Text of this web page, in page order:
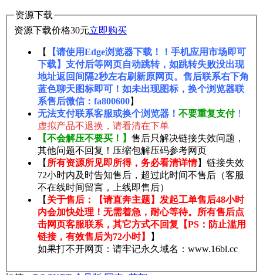
资源下载
资源下载价格30元立即购买
【
【请使用Edge浏览器下载！！手机应用市场即可
下载】支付后等网页自动跳转，如跳转失败没出现
地址返回间隔2秒左右刷新原网页。售后联系右下角
蓝色聊天图标即可！如未出现图标，换个浏览器联
系售后微信：fa800600】
无法支付联系客服或换个浏览器！ 不要重复支付！
虚拟产品不退换，请看清在下单
【不会解压不要买！】 售后只解决链接失效问题，
其他问题不回复！压缩包解压码参考网页
【 所有资源所见即所得，务必看清详情】链接失效
72小时内及时告知售后，超过此时间不售后（客服
不在线时间留言，上线即售后）
【 关于售后：【请直奔主题】发起工单售后48小时
内会加快处理！无需着急，耐心等待。所有售后点
击网页客服联系，其它方式不回复【PS：防止滥用
链接，有效售后为72小时】
】
如果打不开网页：请牢记永久域名：www.16bl.cc